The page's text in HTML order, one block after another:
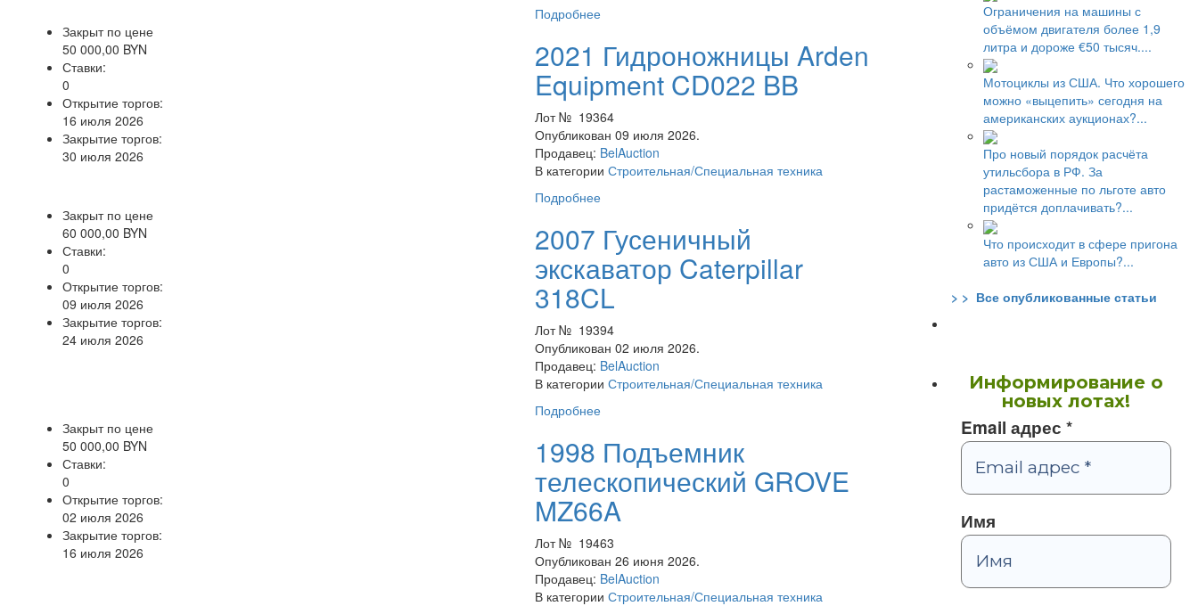
Подробнее
Закрыт по цене
50 000,00 BYN
Ставки:
0
Открытие торгов:
16 июля 2026
Закрытие торгов:
30 июля 2026
2021 Гидроножницы Arden
Equipment CD022 BB
Лот № 19364
Опубликован 09 июля 2026.
Продавец: BelAuction
В категорииСтроительная/Специальная техника
Подробнее
Закрыт по цене
60 000,00 BYN
Ставки:
0
Открытие торгов:
09 июля 2026
Закрытие торгов:
24 июля 2026
2007 Гусеничный
экскаватор Caterpillar
318CL
Лот № 19394
Опубликован 02 июля 2026.
Продавец: BelAuction
В категорииСтроительная/Специальная техника
Подробнее
Закрыт по цене
50 000,00 BYN
Ставки:
0
Открытие торгов:
02 июля 2026
Закрытие торгов:
16 июля 2026
1998 Подъемник
телескопический GROVE
MZ66A
Лот № 19463
Опубликован 26 июня 2026.
Продавец: BelAuction
В категорииСтроительная/Специальная техника
Ограничения на машины с
объёмом двигателя более 1,9
литра и дороже €50 тысяч....
Мотоциклы из США. Что хорошего
можно «выцепить» сегодня на
американских аукционах?...
Про новый порядок расчёта
утильсбора в РФ. За
растаможенные по льготе авто
придётся доплачивать?...
Что происходит в сфере пригона
авто из США и Европы?...
> > Все опубликованные статьи
Информирование о
новых лотах!
Email адрес *
Имя